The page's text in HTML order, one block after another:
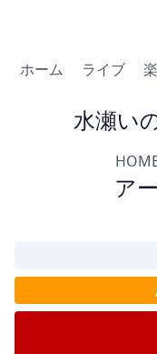
ホーム ライブ
水瀬い
ア